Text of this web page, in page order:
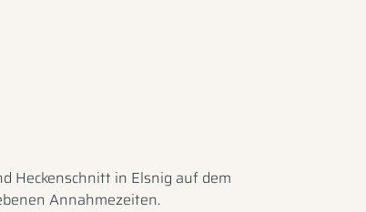
Heckenschnitt in Elsnig auf dem
Annahmezeiten.